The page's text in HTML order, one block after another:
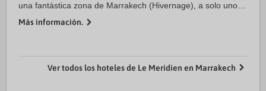
una fantástica zona de Marrakech (Hivernage), a solo unos
Mohamed VI. Además, este hotel para ...
Más información.
Ver todos los hoteles de Le Meridien en Marrakech